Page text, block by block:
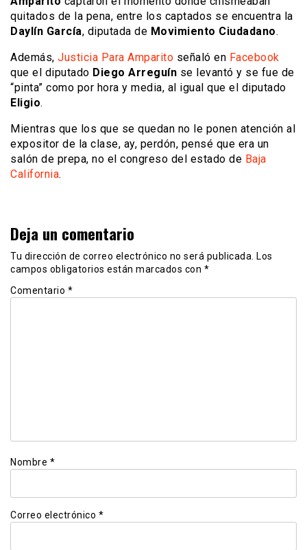
quitados de la pena, entre los captados se encuentra la
Daylín García, diputada de Movimiento Ciudadano.
Además, Justicia Para Amparito señaló en Facebook
que el diputado Diego Arreguín se levantó y se fue de
“pinta” como por hora y media, al igual que el diputado
Eligio.
Mientras que los que se quedan no le ponen atención al
expositor de la clase, ay, perdón, pensé que era un
salón de prepa, no el congreso del estado de Baja
California.
Deja un comentario
Tu dirección de correo electrónico no será publicada. Los
campos obligatorios están marcados con *
Comentario *
Nombre *
Correo electrónico *